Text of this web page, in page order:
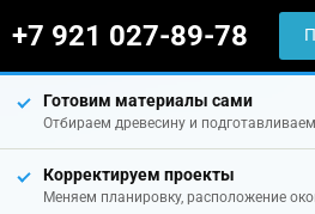
+7 921 027-89-78
Готовим материалы сами
Отбираем древесину и
Корректируем проекты
Меняем планировку, расположение